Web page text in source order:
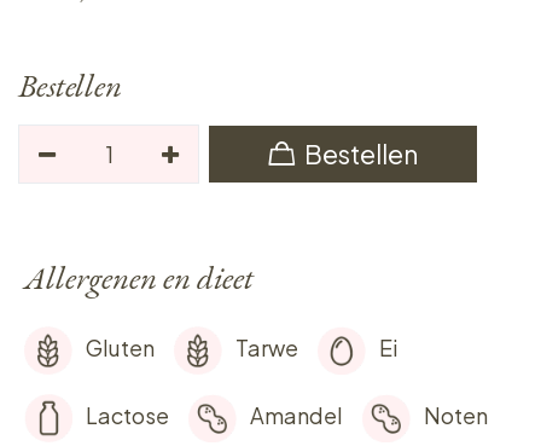
Bestellen
Bestellen
Allergenen en dieet
Gluten Tarwe Ei
Lactose Amandel Noten